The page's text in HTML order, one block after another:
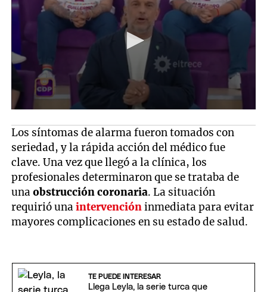
Los síntomas de alarma fueron tomados con
seriedad, y la rápida acción del médico fue
clave. Una vez que llegó a la clínica, los
profesionales determinaron que se trataba de
unaobstrucción coronaria. La situación
requirió unaintervencióninmediata para evitar
mayores complicaciones en su estado de salud.
TE PUEDE INTERESAR
Llega Leyla, la serie turca que